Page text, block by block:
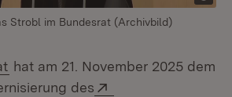
Strobl im Bundesrat (Archivbild)
(Öffnet in neuem Fenster)
hat am 21. November 2025 dem
des